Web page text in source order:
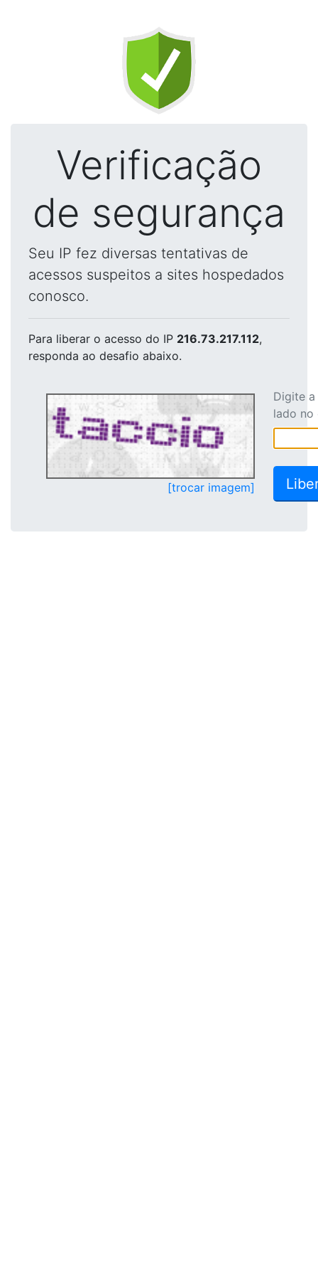
Verificação
de segurança
Seu IP fez diversas tentativas de
acessos suspeitos a sites hospedados
conosco.
Para liberar o acesso do IP 216.73.217.112,
responda ao desafio abaixo.
[trocar imagem]
Digite
lado no